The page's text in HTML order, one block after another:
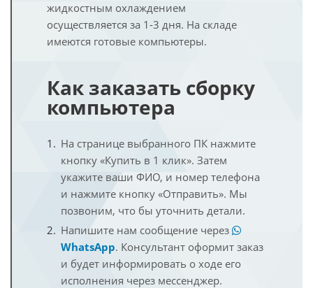
жидкостным охлаждением
осуществляется за 1-3 дня. На складе
имеются готовые компьютеры.
Как заказать сборку
компьютера
На странице выбранного ПК нажмите
кнопку «Купить в 1 клик». Затем
укажите ваши ФИО, и номер телефона
и нажмите кнопку «Отправить». Мы
позвоним, что бы уточнить детали.
Напишите нам сообщение через
WhatsApp. Консультант оформит заказ
и будет информировать о ходе его
исполнения через мессенджер.